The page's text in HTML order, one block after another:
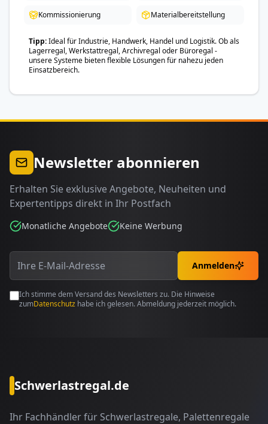
Kommissionierung Materialbereitstellung
Tipp Ideal für Industrie, Handwerk, Handel und Logistik. Ob als
Lagerregal, Werkstattregal, Archivregal oder Büroregal -
unsere Systeme bieten flexible Lösungen für nahezu jeden
Einsatzbereich.
Newsletter abonnieren
Erhalten Sie exklusive Angebote, Neuheiten und
Expertentipps direkt in Ihr Postfach
Monatliche Angebote Keine Werbung
Anmelden
Ich stimme dem Versand des Newsletters zu. Die Hinweise
zumDatenschutz habe ich gelesen. Abmeldung jederzeit möglich.
Schwerlastregal.de
Ihr Fachhändler für Schwerlastregale, Palettenregale